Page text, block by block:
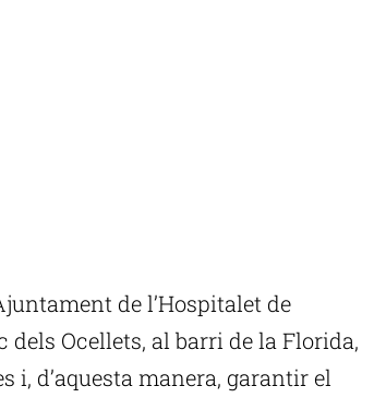
de l’Hospitalet de
Ocellets, al barri de la Florida,
d’aquesta manera, garantir el